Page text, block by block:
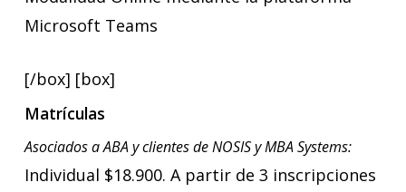
Microsoft Teams
[/box] [box]
Matrículas
Asociados a ABA y clientes de NOSIS y MBA Systems:
Individual $18.900. A partir de 3 inscripciones